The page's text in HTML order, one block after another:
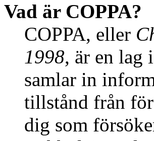
Vad är COPPA?
COPPA, eller
1998, är en lag
samlar in
tillstånd från
dig som